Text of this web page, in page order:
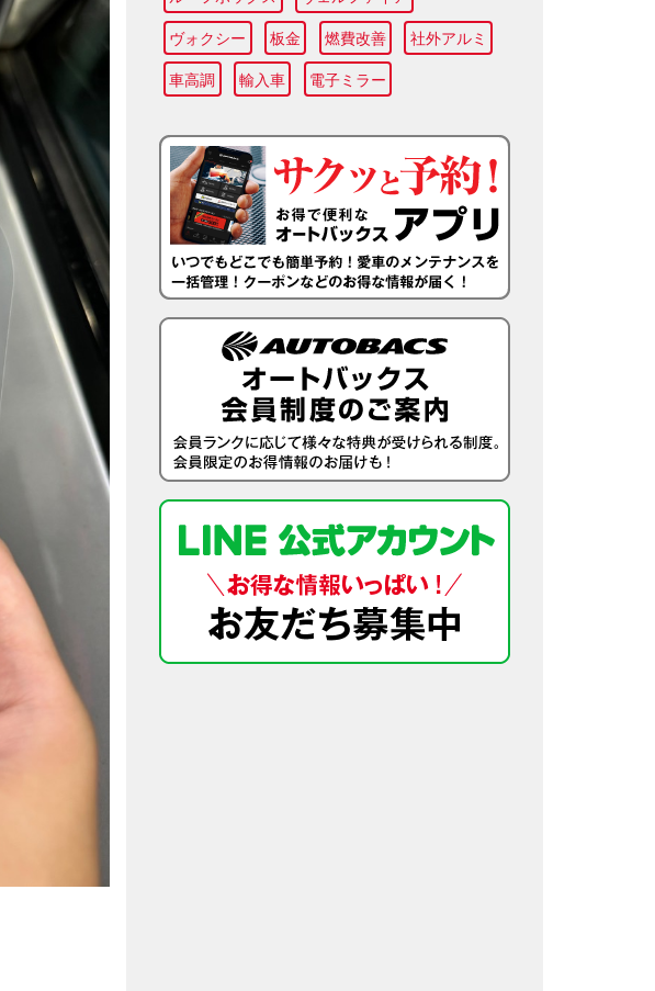
ヴォクシー 板金 燃費改善 社外アルミ
車高調 輸入車 電子ミラー